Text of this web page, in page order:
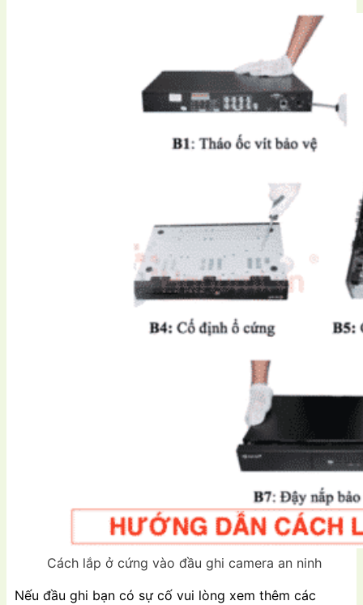
Cách lắp ở cứng vào đầu ghi camera an ninh
Nếu đầu ghi bạn có sự cố vui lòng xem thêm các